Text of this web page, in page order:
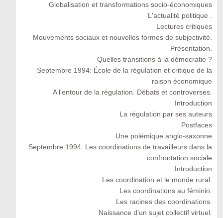
Globalisation et transformations socio-économiques
L'actualité politique .
Lectures critiques
Mouvements sociaux et nouvelles formes de subjectivité.
Présentation.
Quelles transitions à la démocratie ?
Septembre 1994: École de la régulation et critique de la
raison économique
A l'entour de la régulation. Débats et controverses.
Introduction
La régulation par ses auteurs
Postfaces
Une polémique anglo-saxonne
Septembre 1994: Les coordinations de travailleurs dans la
confrontation sociale
Introduction
Les coordination et le monde rural.
Les coordinations au féminin.
Les racines des coordinations.
Naissance d'un sujet collectif virtuel.